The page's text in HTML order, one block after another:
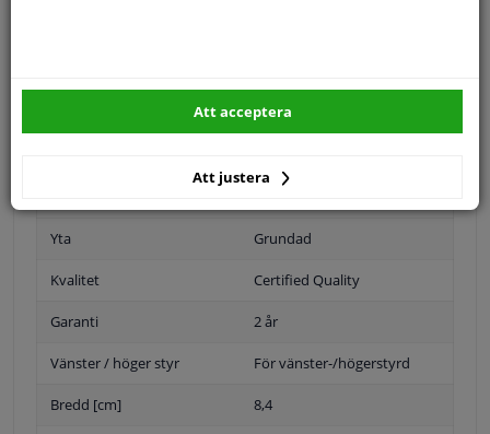
Yta Grundad
Kvalitet Certified Quality
Garanti 2 år
Vänster / höger styr För vänster-/högerstyrd
Bredd [cm] 8,4
Att justera
Att acceptera